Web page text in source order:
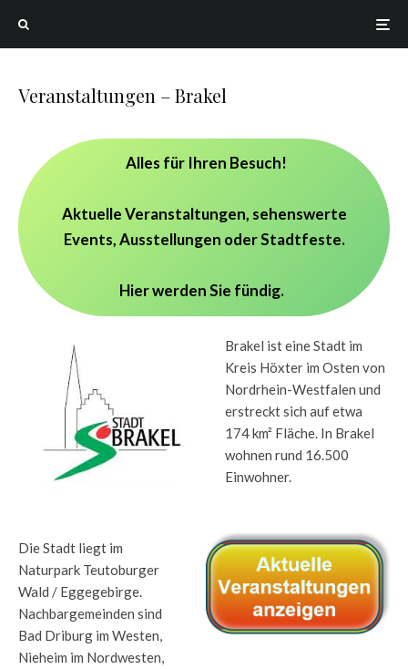
Veranstaltungen – Brakel
Alles für Ihren Besuch!
Aktuelle Veranstaltungen, sehenswerte
Events, Ausstellungen oder Stadtfeste.
Hier werden Sie fündig.
Brakel ist eine Stadt im
Kreis Höxter im Osten von
Nordrhein-Westfalen und
erstreckt sich auf etwa
174 km² Fläche. In Brakel
wohnen rund 16.500
Einwohner.
Die Stadt liegt im
Naturpark Teutoburger
Wald / Eggegebirge.
Nachbargemeinden sind
Bad Driburg im Westen,
Nieheim im Nordwesten,